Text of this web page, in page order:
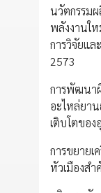
นวัตกรรม
พลังงานใ
การวิจัยแ
2573
การพัฒนา
อะไหล่ยา
เติบโตขอ
การขยาย
หัวเมืองส